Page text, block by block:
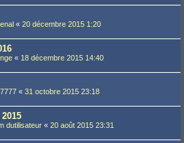
« 20 décembre 2015 1:20
« 18 décembre 2015 14:40
« 31 octobre 2015 23:18
dutilisateur « 20 août 2015 23:31